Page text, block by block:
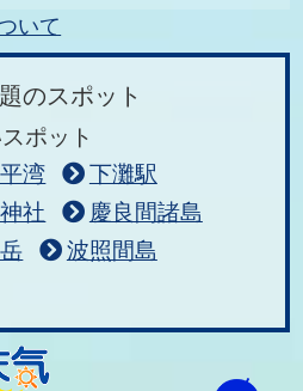
いて
のスポット
ポット
湾
下灘駅
社
慶良間諸島
波照間島